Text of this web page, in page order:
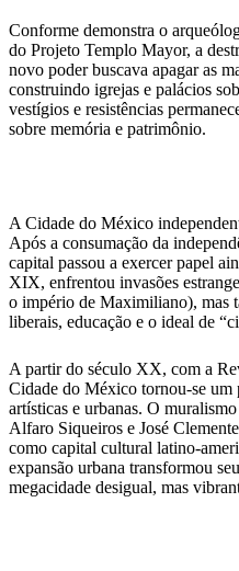
Conforme demonstra o
do Projeto Templo Mayor, a
novo poder buscava apagar as
construindo igrejas e palácios
vestígios e resistências
sobre memória e patrimônio.
A Cidade do México
Após a consumação da
capital passou a exercer papel
XIX, enfrentou invasões
o império de Maximiliano), mas
liberais, educação e o ideal de
A partir do século XX, com a
Cidade do México tornou-se um
artísticas e urbanas. O
Alfaro Siqueiros e José
como capital cultural latino-
expansão urbana transformou
megacidade desigual, mas